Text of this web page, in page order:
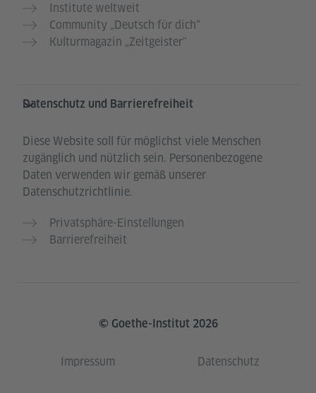
Institute weltweit
Community „Deutsch für dich“
Kulturmagazin „Zeitgeister"
Datenschutz und Barrierefreiheit
Diese Website soll für möglichst viele Menschen
zugänglich und nützlich sein. Personenbezogene
Daten verwenden wir gemäß unserer
Datenschutzrichtlinie.
Privatsphäre-Einstellungen
Barrierefreiheit
© Goethe-Institut 2026
Impressum Datenschutz